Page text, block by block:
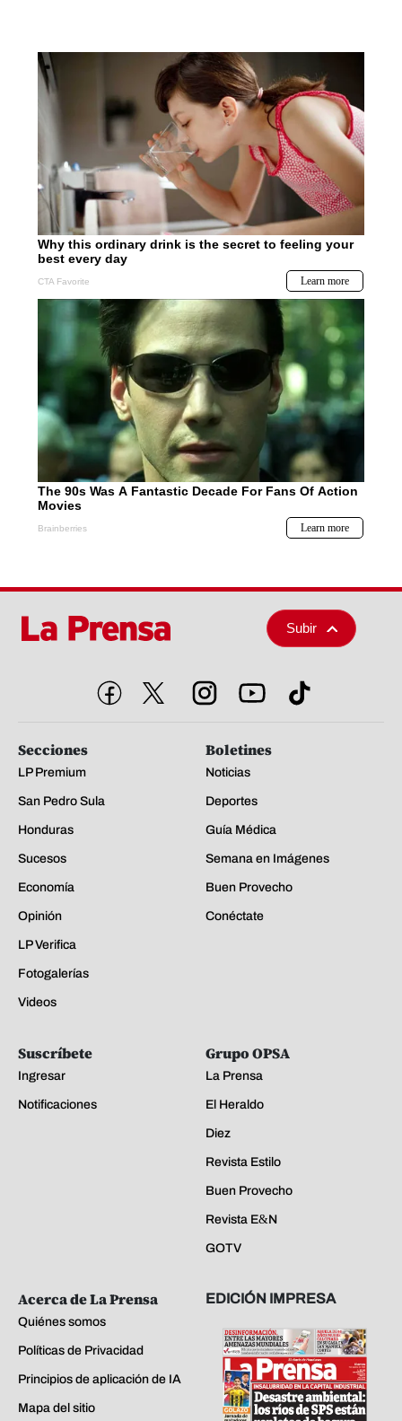
Subir
Secciones
LP Premium
San Pedro Sula
Honduras
Sucesos
Economía
Opinión
LP Verifica
Fotogalerías
Videos
Boletines
Noticias
Deportes
Guía Médica
Semana en Imágenes
Buen Provecho
Conéctate
Suscríbete
Ingresar
Notificaciones
Grupo OPSA
La Prensa
El Heraldo
Diez
Revista Estilo
Buen Provecho
Revista E&N
GOTV
Acerca de La Prensa
Quiénes somos
Políticas de Privacidad
Principios de aplicación de IA
Mapa del sitio
EDICIÓN IMPRESA